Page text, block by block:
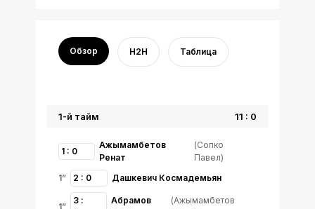
Обзор H2H Таблица
1 : 0
Ажымамбетов
Ренат
(Сопко
Павел)
1”
2 : 0 Дашкевич Космадемьян
1”
3 :
Абрамов
(Ажымамбетов
1-й тайм 11 : 0